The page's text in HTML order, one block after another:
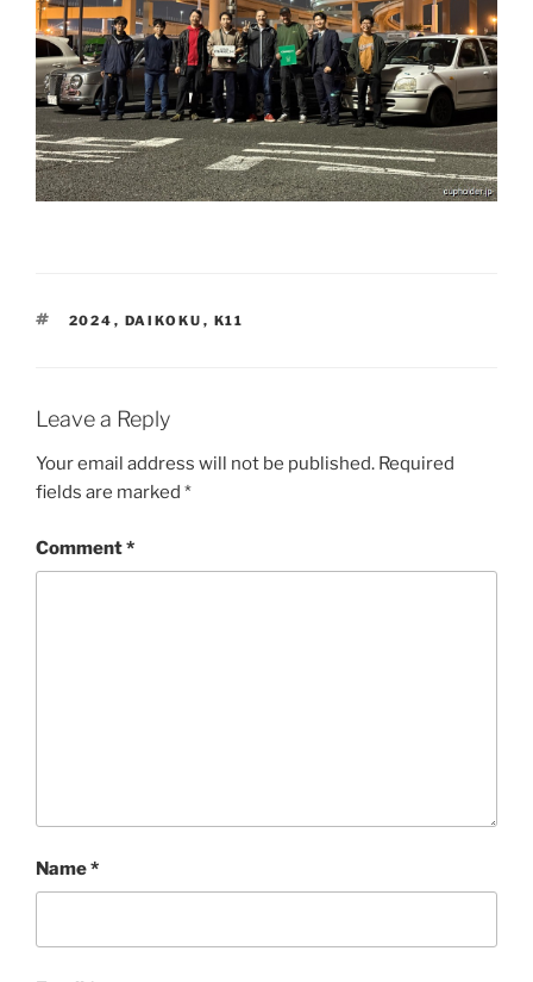
TAGS
2024 , DAIKOKU , K11
Leave a Reply
Your email address will not be published. Required
fields are marked *
Comment*
Name*